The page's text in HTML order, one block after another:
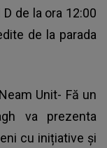
de la ora 12:00
de la parada
Unit- Fă un
va prezenta
cu inițiative și